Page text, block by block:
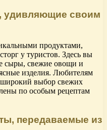
удивляющие своим
продуктами,
у туристов. Здесь вы
сыры, свежие овощи и
изделия. Любителям
широкий выбор свежих
по особым рецептам
передаваемые из